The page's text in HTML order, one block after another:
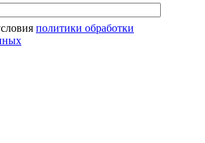
политики обработки